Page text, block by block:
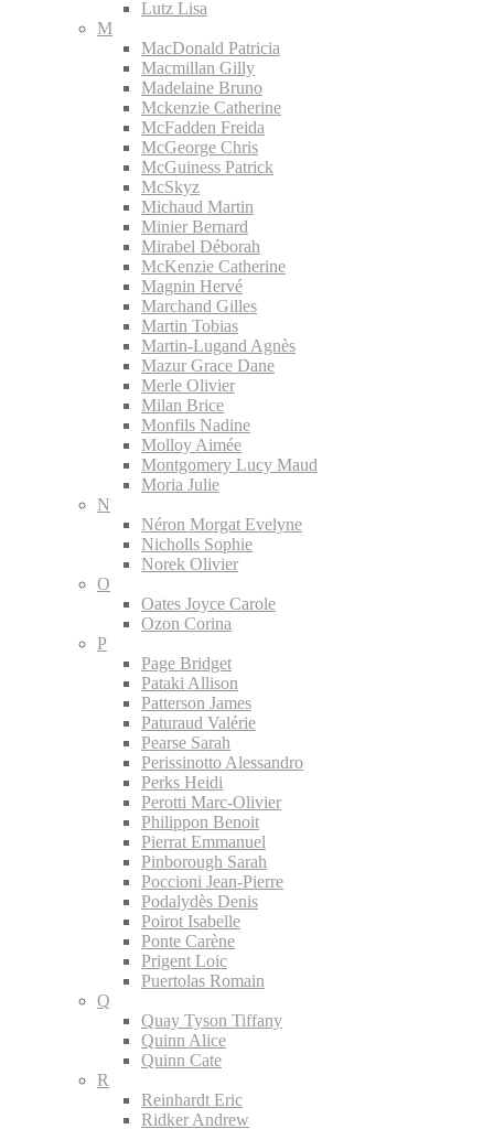
Lutz Lisa
M
MacDonald Patricia
Macmillan Gilly
Madelaine Bruno
Mckenzie Catherine
McFadden Freida
McGeorge Chris
McGuiness Patrick
McSkyz
Michaud Martin
Minier Bernard
Mirabel Déborah
McKenzie Catherine
Magnin Hervé
Marchand Gilles
Martin Tobias
Martin-Lugand Agnès
Mazur Grace Dane
Merle Olivier
Milan Brice
Monfils Nadine
Molloy Aimée
Montgomery Lucy Maud
Moria Julie
N
Néron Morgat Evelyne
Nicholls Sophie
Norek Olivier
O
Oates Joyce Carole
Ozon Corina
P
Page Bridget
Pataki Allison
Patterson James
Paturaud Valérie
Pearse Sarah
Perissinotto Alessandro
Perks Heidi
Perotti Marc-Olivier
Philippon Benoit
Pierrat Emmanuel
Pinborough Sarah
Poccioni Jean-Pierre
Podalydès Denis
Poirot Isabelle
Ponte Carène
Prigent Loic
Puertolas Romain
Q
Quay Tyson Tiffany
Quinn Alice
Quinn Cate
R
Reinhardt Eric
Ridker Andrew